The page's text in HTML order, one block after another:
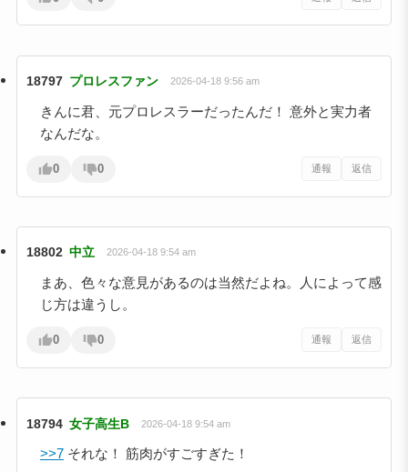
18797 プロレスファン 2026-04-18 9:56 am
きんに君、元プロレスラーだったんだ！ 意外と実力者
なんだな。
0 0 通報 返信
18802 中立 2026-04-18 9:54 am
まあ、色々な意見があるのは当然だよね。人によって感
じ方は違うし。
0 0 通報 返信
18794 女子高生B 2026-04-18 9:54 am
>>7それな！ 筋肉がすごすぎた！